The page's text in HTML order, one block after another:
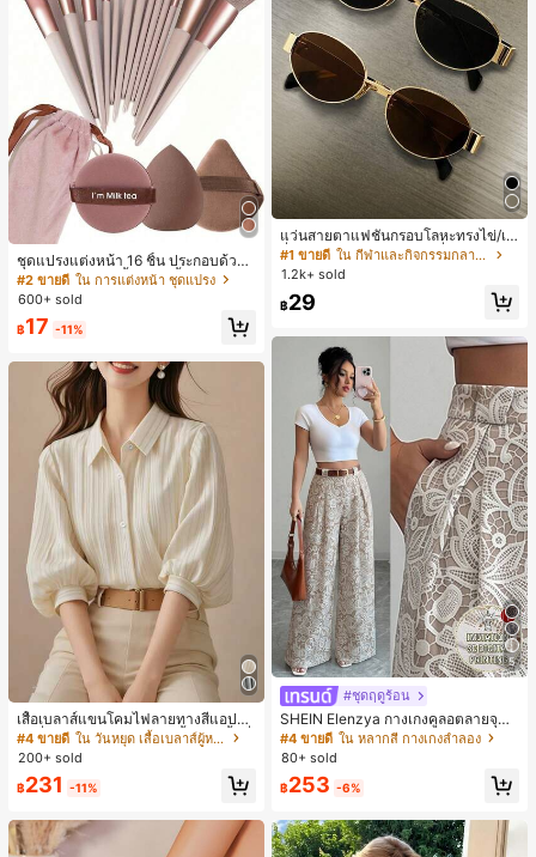
ชุดแปรงแต่งหน้า 16 ชิ้น ประกอบด้วยแ
ปรงแต่งหน้า 13 ชิ้น, ฟองน้ำแต่งหน้ารู
ปหยดน้ำ 1 ชิ้น, แปรงแป้งรองพื้นกลม 1
ชิ้น และฟองน้ำแต่งหน้ารูปสามเหลี่ยม
1 ชิ้น - ชุดคลาสสิก ทำจากขนสังเคราะ
ห์นุ่มและเป็นมิตรต่อผิว เหมาะสำหรับผู้
หญิงและเด็กผู้หญิง เหมาะสำหรับฤดูใบ
ไม้ร่วงและฤดูหนาว
#2 ขายดี ใน การแต่งหน้า ชุดแปรง
600+ sold
฿17 -11%
เสื้อเบลาส์แขนโคมไฟลายทางสีแอปริค
อตที่หรูหราสำหรับผู้หญิง, เสื้อแขนสั้นที่
ใช้ได้หลากหลายสำหรับการเดินทาง, ตั
ดแบบสุ่มสำหรับฤดูร้อน
#4 ขายดี
ใน วันหยุด เสื้อเบลาส์ผู้หญิง
200+ sold
฿231 -11%
แว่นสายตาแฟชั่นกรอบโลหะทรงไข่/เห
ลี่ยมสำหรับผู้หญิง (กรอบครึ่ง), เหมาะ
สำหรับใส่ในชีวิตประจำวันและกิจกรรม
#1 ขายดี
ใน กีฬาและกิจกรรมกลางแจ้ง
1.2k+ sold
฿29
5
#ชุดฤดูร้อน
SHEIN Elenzya กางเกงคูลอตลายจุดเ
อวสูงแบบใหม่สำหรับฤดูใบไม้ผลิ/ฤดูร้อ
น, สไตล์หรูหราเหมาะสำหรับใส่ในชีวิต
ประจำวันและทำงาน, ให้ความรู้สึกวินเ
ทจสำหรับฤดูรับปริญญา, เทศกาลดนตร
ี, การแข่งม้าดาร์บี้, วันประกาศอิสรภาพ
#4 ขายดี ใน หลากสี กางเกงลำลอง
80+ sold
฿253 -6%